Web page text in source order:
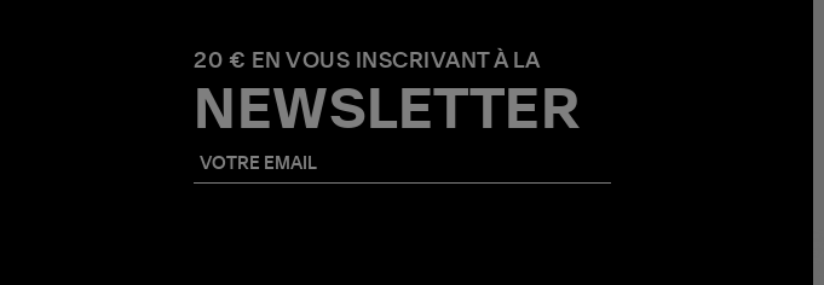
20 € EN VOUS INSCRIVANT À LA
NEWSLETTER